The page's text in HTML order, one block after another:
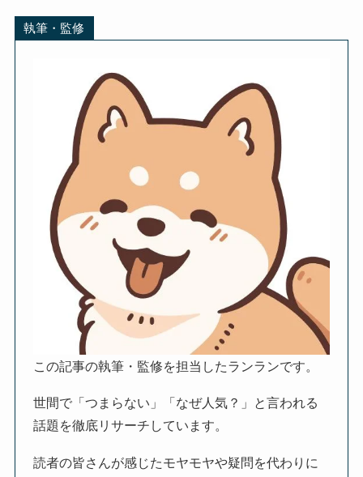
執筆・監修
この記事の執筆・監修を担当したランランです。
世間で「つまらない」「なぜ人気？」と言われる
話題を徹底リサーチしています。
読者の皆さんが感じたモヤモヤや疑問を代わりに